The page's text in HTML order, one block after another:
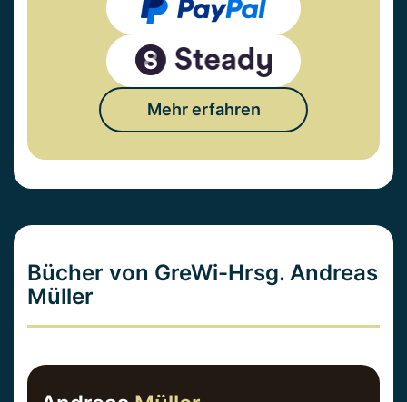
Mehr erfahren
Bücher von GreWi-Hrsg. Andreas
Müller